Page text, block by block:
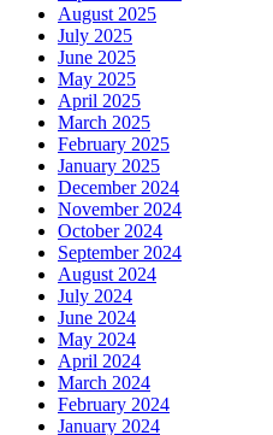
August 2025
July 2025
June 2025
May 2025
April 2025
March 2025
February 2025
January 2025
December 2024
November 2024
October 2024
September 2024
August 2024
July 2024
June 2024
May 2024
April 2024
March 2024
February 2024
January 2024